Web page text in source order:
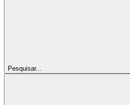
Pesquisar...